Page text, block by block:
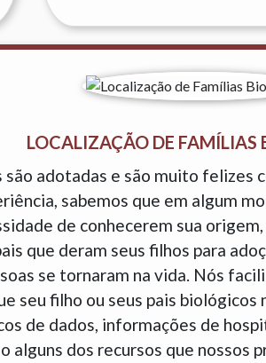
LOCALIZAÇÃO DE FAMÍLIAS
adotadas e são muito felizes
sabemos que em algum
de conhecerem sua
que deram seus filhos para
se tornaram na vida. Nós
seu filho ou seus pais
de dados, informações de
alguns dos recursos que nossos